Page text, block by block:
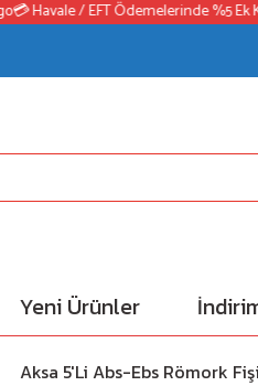
Havale / EFT Ödemelerinde %5 Ek
Yeni Ürünler
Aksa 5'Li Abs-Ebs Römork